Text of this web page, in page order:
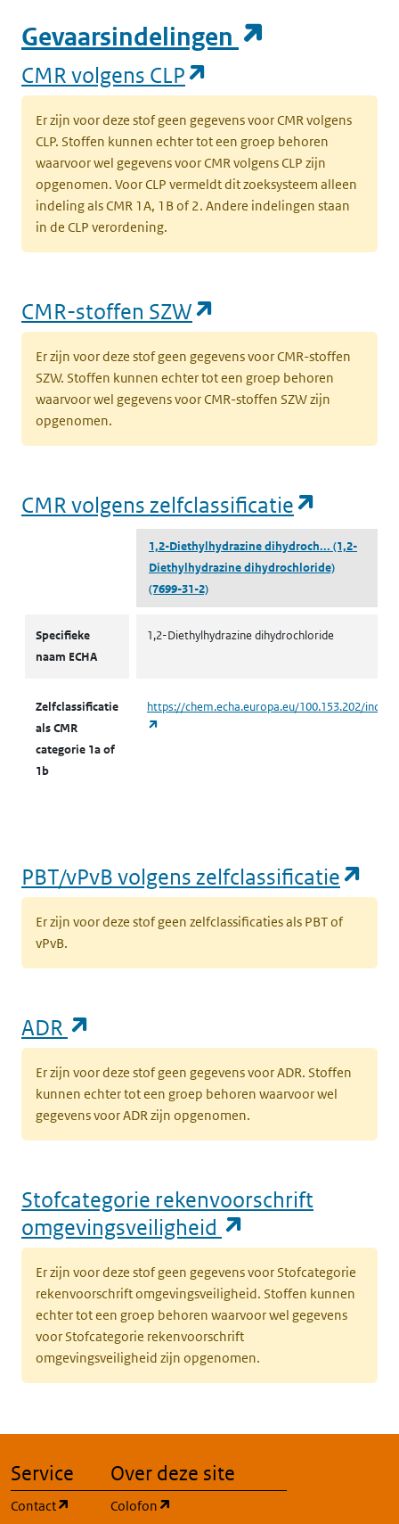
Gevaarsindelingen
CMR volgens CLP
Er zijn voor deze stof geen gegevens voor CMR volgens
CLP. Stoffen kunnen echter tot een groep behoren
waarvoor wel gegevens voor CMR volgens CLP zijn
opgenomen. Voor CLP vermeldt dit zoeksysteem alleen
indeling als CMR 1A, 1B of 2. Andere indelingen staan
in de CLP verordening.
CMR-stoffen SZW
Er zijn voor deze stof geen gegevens voor CMR-stoffen
SZW. Stoffen kunnen echter tot een groep behoren
waarvoor wel gegevens voor CMR-stoffen SZW zijn
opgenomen.
CMR volgens zelfclassificatie
1,2-Diethylhydrazine dihydroch... (1,2-
Diethylhydrazine dihydrochloride)
(7699-31-2)
Specifieke
naam ECHA
1,2-Diethylhydrazine dihydrochloride
Zelfclassificatie
als CMR
categorie 1a of
1b
https://chem.echa.europa.eu/100.153.202/
PBT/vPvB volgens zelfclassificatie
Er zijn voor deze stof geen zelfclassificaties als PBT of
vPvB.
ADR
Er zijn voor deze stof geen gegevens voor ADR. Stoffen
kunnen echter tot een groep behoren waarvoor wel
gegevens voor ADR zijn opgenomen.
Stofcategorie rekenvoorschrift
omgevingsveiligheid
Er zijn voor deze stof geen gegevens voor Stofcategorie
rekenvoorschrift omgevingsveiligheid. Stoffen kunnen
echter tot een groep behoren waarvoor wel gegevens
voor Stofcategorie rekenvoorschrift
omgevingsveiligheid zijn opgenomen.
Service
Contact
(opent in een nieuw tabblad)
Over deze site
Colofon